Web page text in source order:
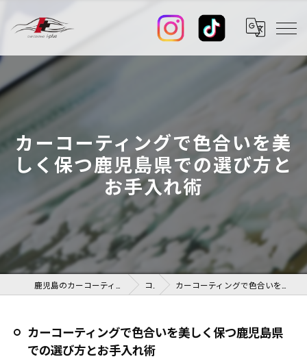
カーコーティングで色合いを美
しく保つ鹿児島県での選び方と
お手入れ術
コラム カーコーティングで色合いを美しく保つ鹿児島県での選び方とお手入れ術
カーコーティングで色合いを美しく保つ鹿児島県
での選び方とお手入れ術